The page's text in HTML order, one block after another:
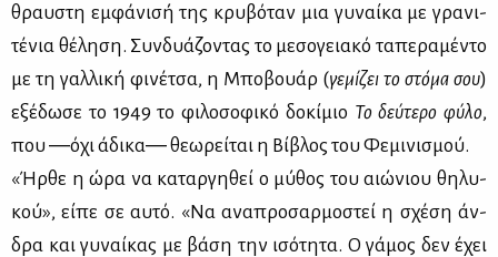
θραυ­στη εμ­φά­νι­σή της κρυ­βό­ταν μια γυ­ναί­κα με γρα­νι­
τέ­νια θέ­λη­ση. Συν­δυά­ζο­ντας το με­σο­γεια­κό τα­πε­ρα­μέ­ντο
με τη γαλ­λι­κή φι­νέ­τσα, η Μπο­βουάρ (γε­μί­ζει το στό­μα σου)
εξέ­δω­σε το 1949 το φι­λο­σο­φι­κό δο­κί­μιο Το δεύ­τε­ρο φύ­λο,
που ―όχι άδι­κα― θε­ω­ρεί­ται η Βί­βλος του Φε­μι­νι­σμού.
«Ήρ­θε η ώρα να κα­ταρ­γη­θεί ο μύ­θος του αιώ­νιου θη­λυ­
κού», εί­πε σε αυ­τό. «Να ανα­προ­σαρ­μο­στεί η σχέ­ση άν­
δρα και γυ­ναί­κας με βά­ση την ισό­τη­τα. Ο γά­μος δεν έχει